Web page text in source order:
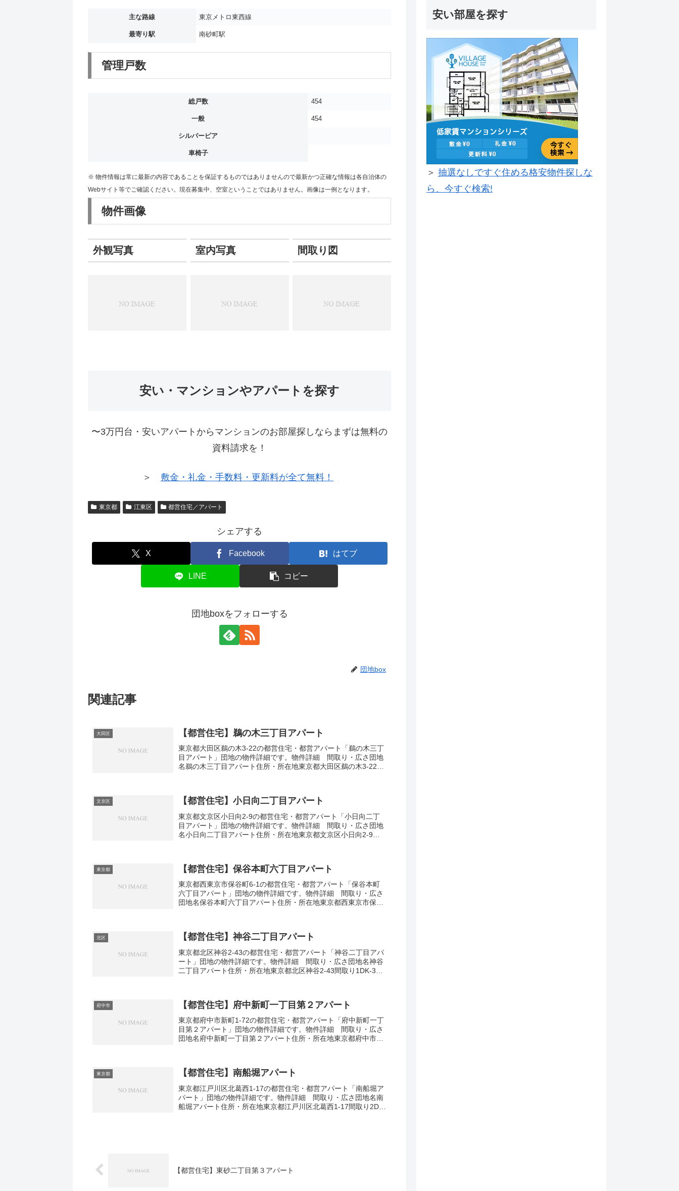
主な路線 東京メトロ東西線
最寄り駅 南砂町駅
管理戸数
総戸数 454
一般 454
シルバーピア
車椅子
※ 物件情報は常に最新の内容であることを保証するものではありませんので最新かつ正確な情報は各自治体の
Webサイト等でご確認ください。現在募集中、空室ということではありません。画像は一例となります。
物件画像
外観写真 室内写真 間取り図
安い・マンションやアパートを探す
〜3万円台・安いアパートからマンションのお部屋探しならまずは無料の
資料請求を！
＞ 敷金・礼金・手数料・更新料が全て無料！
東京都 江東区 都営住宅／アパート
シェアする
X Facebook はてブ
LINE コピー
団地boxをフォローする
団地box
関連記事
大田区 【都営住宅】鵜の木三丁目アパート
東京都大田区鵜の木3-22の都営住宅・都営アパート「鵜の木三丁
目アパート」団地の物件詳細です。物件詳細 間取り・広さ団地
名鵜の木三丁目アパート住所・所在地東京都大田区鵜の木3-22間
文京区 【都営住宅】小日向二丁目アパート
東京都文京区小日向2-9の都営住宅・都営アパート「小日向二丁
目アパート」団地の物件詳細です。物件詳細 間取り・広さ団地
名小日向二丁目アパート住所・所在地東京都文京区小日向2-9間
東京都 【都営住宅】保谷本町六丁目アパート
東京都西東京市保谷町6-1の都営住宅・都営アパート「保谷本町
六丁目アパート」団地の物件詳細です。物件詳細 間取り・広さ
団地名保谷本町六丁目アパート住所・所在地東京都西東京市保谷
北区 【都営住宅】神谷二丁目アパート
東京都北区神谷2-43の都営住宅・都営アパート「神谷二丁目アパ
ート」団地の物件詳細です。物件詳細 間取り・広さ団地名神谷
二丁目アパート住所・所在地東京都北区神谷2-43間取り1DK-3DK
府中市 【都営住宅】府中新町一丁目第２アパート
東京都府中市新町1-72の都営住宅・都営アパート「府中新町一丁
目第２アパート」団地の物件詳細です。物件詳細 間取り・広さ
団地名府中新町一丁目第２アパート住所・所在地東京都府中市新
東京都 【都営住宅】南船堀アパート
東京都江戸川区北葛西1-17の都営住宅・都営アパート「南船堀ア
パート」団地の物件詳細です。物件詳細 間取り・広さ団地名南
船堀アパート住所・所在地東京都江戸川区北葛西1-17間取り2DK
【都営住宅】東砂二丁目第３アパート
安い部屋を探す
＞ 抽選なしですぐ住める格安物件探しな
ら、今すぐ検索!